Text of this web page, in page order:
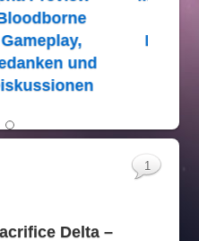
MMX2 Gaming
Headset – Review
für Let’s Player
Delta –
Games mit